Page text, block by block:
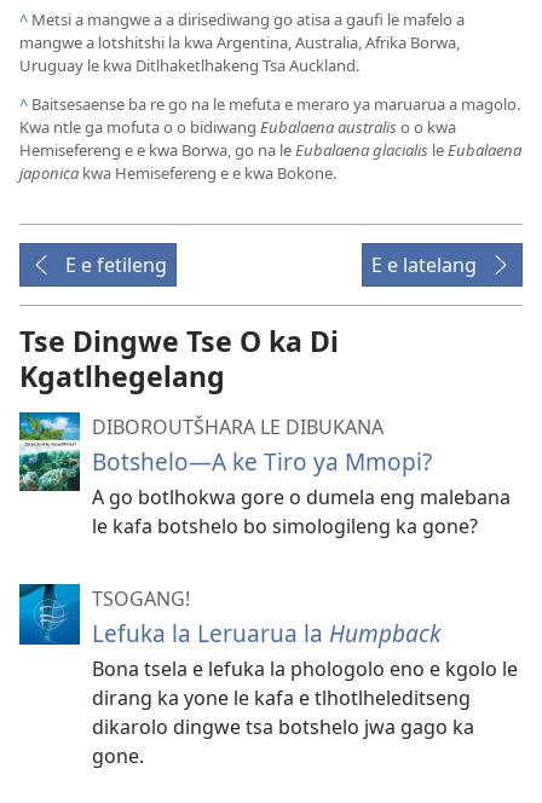
^ Metsi a mangwe a a dirisediwang go atisa a gaufi le mafelo a
mangwe a lotshitshi la kwa Argentina, Australia, Afrika Borwa,
Uruguay le kwa Ditlhaketlhakeng Tsa Auckland.
^ Baitsesaense ba re go na le mefuta e meraro ya maruarua a magolo.
Kwa ntle ga mofuta o o bidiwang Eubalaena australiso o kwa
Hemisefereng e e kwa Borwa, go na leEubalaena glacialis leEubalaena
japonica kwa Hemisefereng e e kwa Bokone.
E e fetileng E e latelang
Tse Dingwe Tse O ka Di
Kgatlhegelang
DIBOROUTŠHARA LE DIBUKANA
Botshelo—A ke Tiro ya Mmopi?
A go botlhokwa gore o dumela eng malebana
le kafa botshelo bo simologileng ka gone?
TSOGANG!
Lefuka la Leruarua la Humpback
Bona tsela e lefuka la phologolo eno e kgolo le
dirang ka yone le kafa e tlhotlheleditseng
dikarolo dingwe tsa botshelo jwa gago ka
gone.